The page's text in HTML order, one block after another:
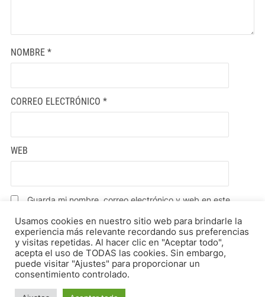
NOMBRE *
CORREO ELECTRÓNICO *
WEB
Guarda mi nombre, correo electrónico y web en este
Usamos cookies en nuestro sitio web para brindarle la
experiencia más relevante recordando sus preferencias
y visitas repetidas. Al hacer clic en "Aceptar todo",
acepta el uso de TODAS las cookies. Sin embargo,
puede visitar "Ajustes" para proporcionar un
consentimiento controlado.